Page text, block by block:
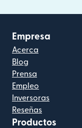
Empresa
Acerca
Blog
Prensa
Empleo
Inversoras
Reseñas
Productos